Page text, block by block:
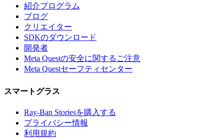
紹介プログラム
ブログ
クリエイター
SDKのダウンロード
開発者
Meta Questの安全に関するご注意
Meta Questセーフティセンター
スマートグラス
Ray-Ban Storiesを購入する
プライバシー情報
利用規約